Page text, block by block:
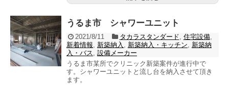
うるま市 シャワーユニット
2021/8/11 タカラスタンダード 住宅設備,
新着情報
新築納入 新築納入・キッチン
新築納
入・バス
設備メーカー
うるま市某所でクリニック新築案件が進行中で
す。シャワーユニットと流し台を納入させて頂き
ます。